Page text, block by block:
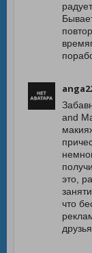
and
это,
что